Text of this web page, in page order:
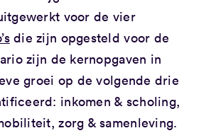
voor de vier
die zijn opgesteld voor de
zijn de kernopgaven in
groei op de volgende drie
inkomen & scholing,
zorg & samenleving.